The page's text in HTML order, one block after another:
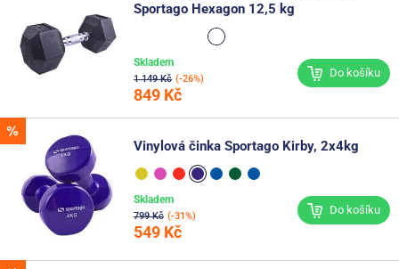
Sportago Hexagon 12,5 kg
1 149 Kč (-26%)
849 Kč
Skladem
Do košíku
Vinylová činka Sportago Kirby, 2x4kg
799 Kč (-31%)
549 Kč
Skladem
Do košíku